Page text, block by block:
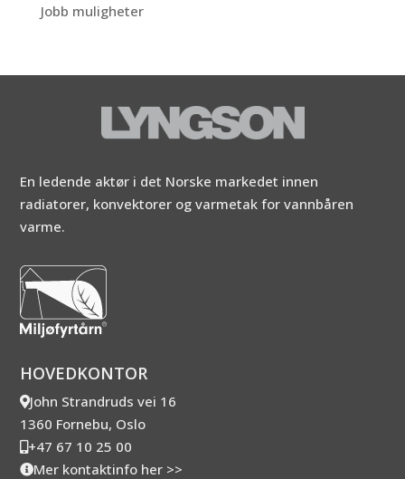
Jobb muligheter
En ledende aktør i det Norske markedet innen
radiatorer, konvektorer og varmetak for vannbåren
varme.
HOVEDKONTOR
John Strandruds vei 16
1360 Fornebu, Oslo
+47 67 10 25 00
Mer kontaktinfo her >>